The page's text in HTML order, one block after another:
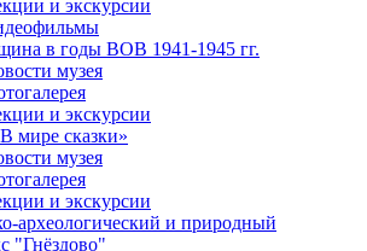
и экскурсии
в годы ВОВ 1941-1945 гг.
музея
и экскурсии
мире сказки»
музея
и экскурсии
археологический и природный
"Гнёздово"